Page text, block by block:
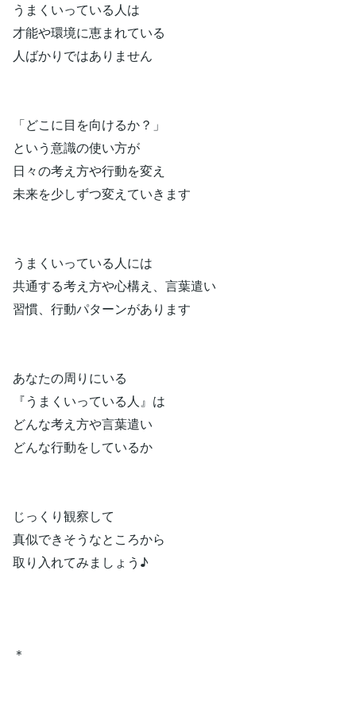
うまくいっている人は
才能や環境に恵まれている
人ばかりではありません
「どこに目を向けるか？」
という意識の使い方が
日々の考え方や行動を変え
未来を少しずつ変えていきます
うまくいっている人には
共通する考え方や心構え、言葉遣い
習慣、行動パターンがあります
あなたの周りにいる
『うまくいっている人』は
どんな考え方や言葉遣い
どんな行動をしているか
じっくり観察して
真似できそうなところから
取り入れてみましょう♪
＊